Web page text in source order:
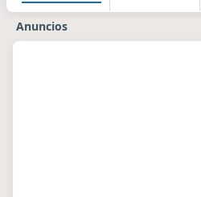
Anuncios